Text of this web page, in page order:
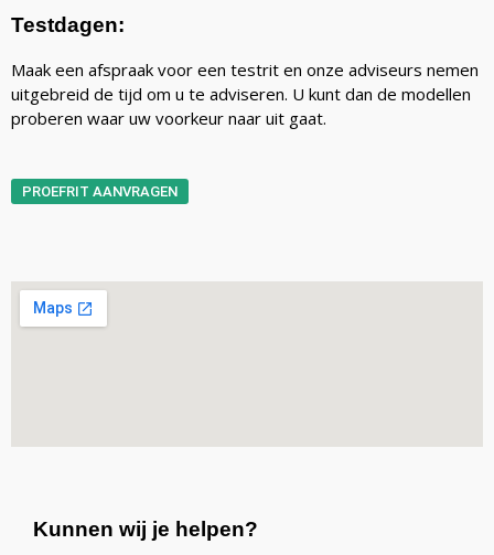
Testdagen:
Maak een afspraak voor een testrit en onze adviseurs nemen
uitgebreid de tijd om u te adviseren. U kunt dan de modellen
proberen waar uw voorkeur naar uit gaat.
PROEFRIT AANVRAGEN
Kunnen wij je helpen?